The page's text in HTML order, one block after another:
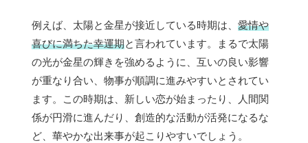
例えば、太陽と金星が接近している時期は、 愛情や
喜びに満ちた幸運期と言われています。まるで太陽
の光が金星の輝きを強めるように、互いの良い影響
が重なり合い、物事が順調に進みやすいとされてい
ます。この時期は、新しい恋が始まったり、人間関
係が円滑に進んだり、創造的な活動が活発になるな
ど、華やかな出来事が起こりやすいでしょう。